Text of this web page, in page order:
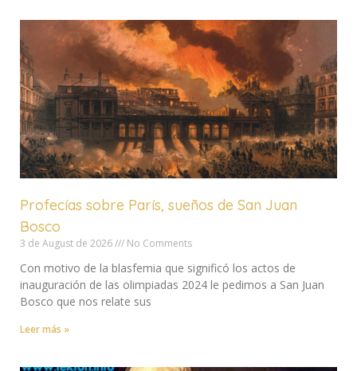
Profecías sobre París, sueños de San Juan
Bosco
3 de August de 2026 No Comments
Con motivo de la blasfemia que significó los actos de
inauguración de las olimpiadas 2024 le pedimos a San Juan
Bosco que nos relate sus
Leer más »